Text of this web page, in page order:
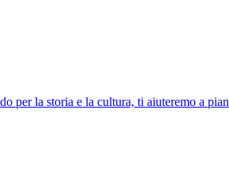
per la storia e la cultura, ti aiuteremo a